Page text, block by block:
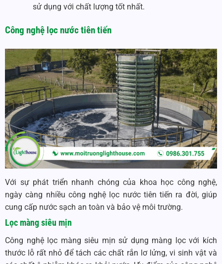
sử dụng với chất lượng tốt nhất.
Công nghệ lọc nước tiên tiến
Với sự phát triển nhanh chóng của khoa học công nghệ,
ngày càng nhiều công nghệ lọc nước tiên tiến ra đời, giúp
cung cấp nước sạch an toàn và bảo vệ môi trường.
Lọc màng siêu mịn
Công nghệ lọc màng siêu mịn sử dụng màng lọc với kích
thước lỗ rất nhỏ để tách các chất rắn lơ lửng, vi sinh vật và